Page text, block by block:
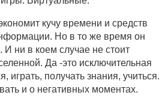
кучу времени и средств
Но в то же время он
ни в коем случае не стоит
Да -это исключительная
играть, получать знания, учиться.
и о негативных моментах.